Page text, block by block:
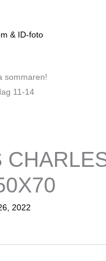
& ID-foto
sommaren!
11-14
2022